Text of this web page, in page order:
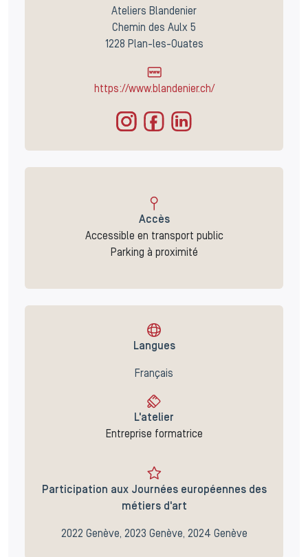
Ateliers Blandenier
Chemin des Aulx 5
1228 Plan-les-Ouates
https://www.blandenier.ch/
Accès
Accessible en transport public
Parking à proximité
Langues
Français
L'atelier
Entreprise formatrice
Participation aux Journées européennes des
métiers d'art
2022 Genève, 2023 Genève, 2024 Genève